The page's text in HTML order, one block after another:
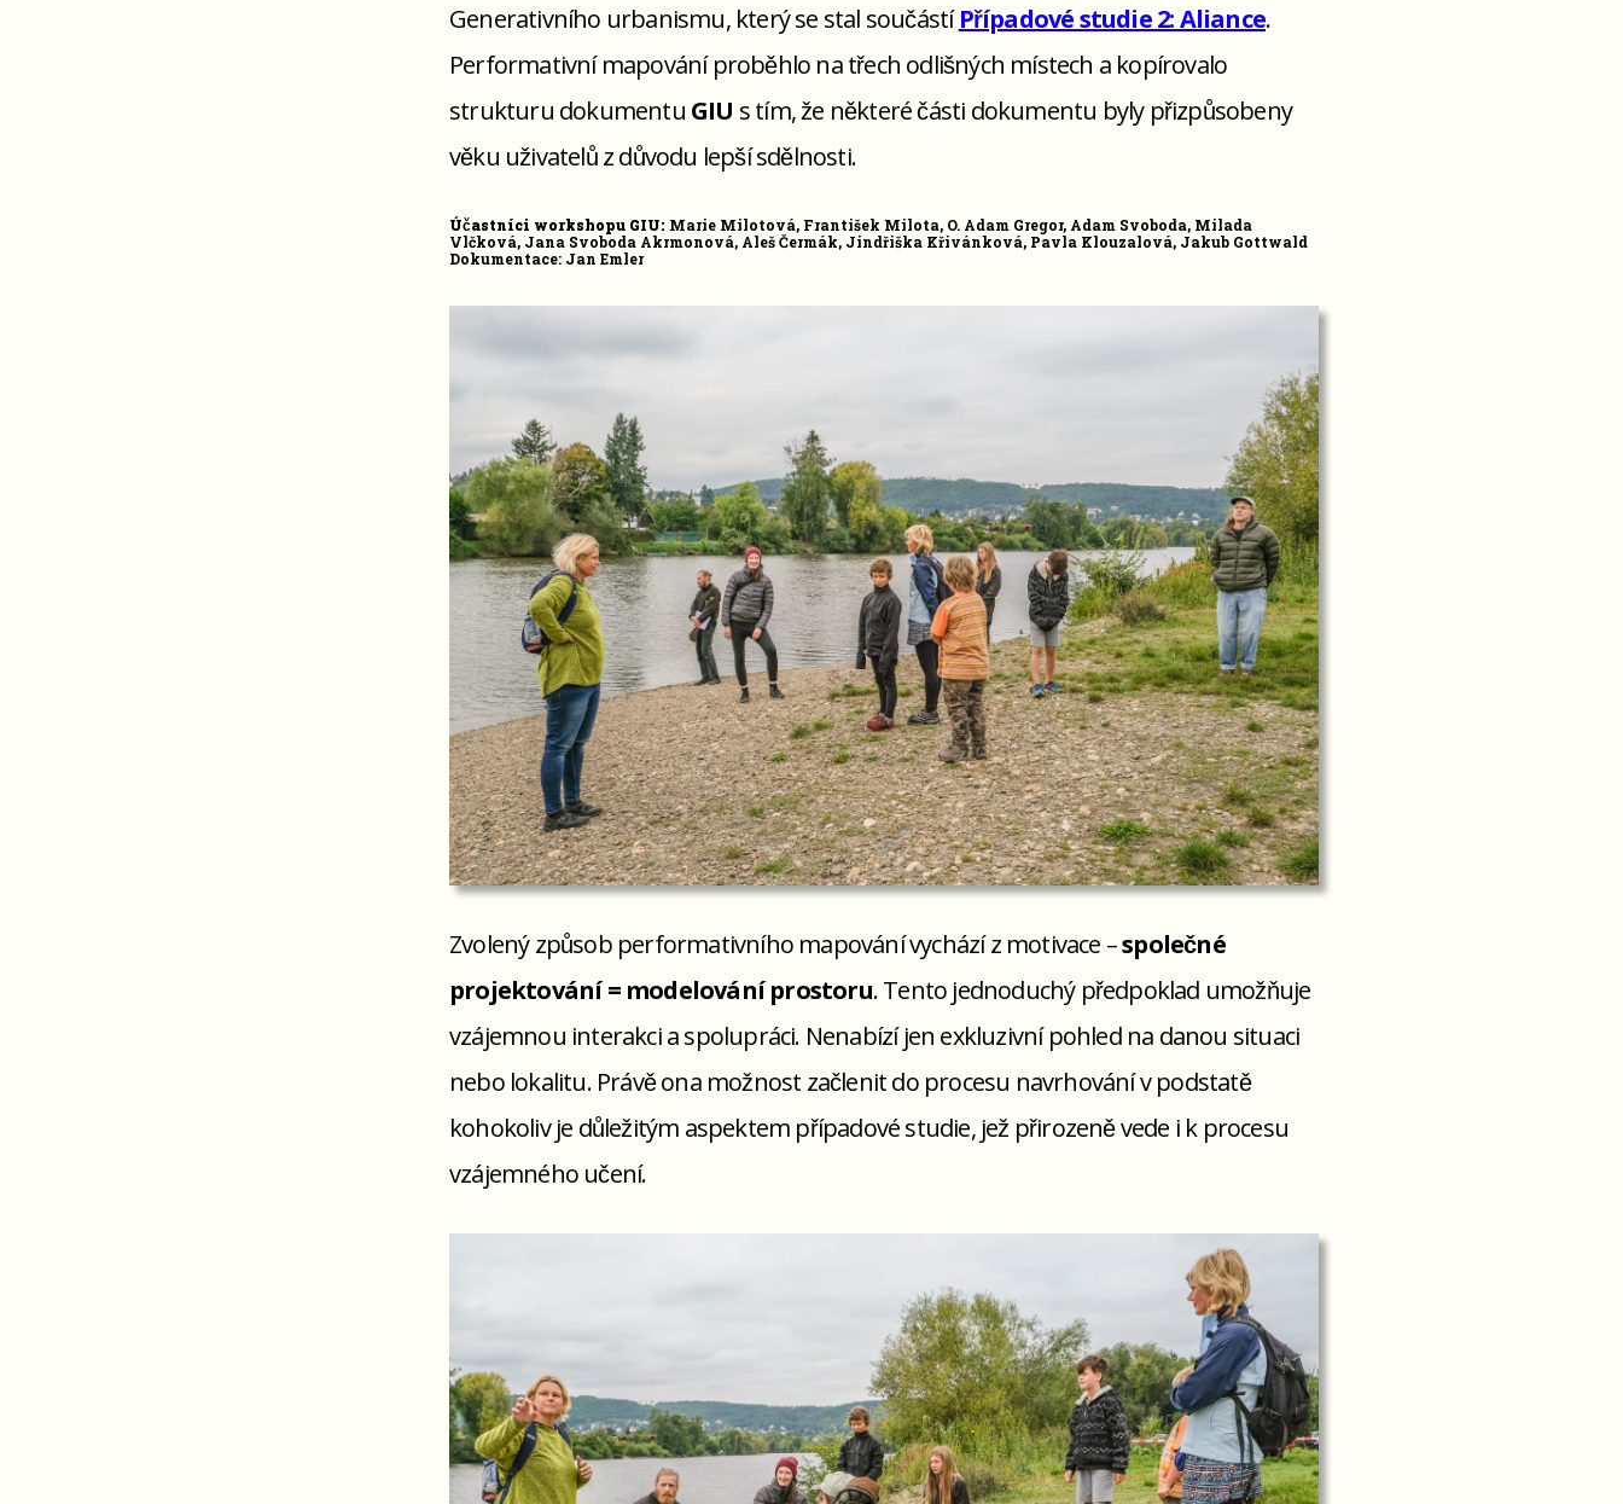
Generativního urbanismu, který se stal součástíPřípadové studie 2: Aliance.
Performativní mapování proběhlo na třech odlišných místech a kopírovalo
strukturu dokumentu GIU s tím, že některé části dokumentu byly přizpůsobeny
věku uživatelů z důvodu lepší sdělnosti.
Účastníci workshopu GIU: Marie Milotová, František Milota, O. Adam Gregor, Adam Svoboda, Milada
Vlčková, Jana Svoboda Akrmonová, Aleš Čermák, Jindřiška Křivánková, Pavla Klouzalová, Jakub Gottwald
Dokumentace: Jan Emler
Zvolený způsob performativního mapování vychází z motivace –společné
projektování = modelování prostoru. Tento jednoduchý předpoklad umožňuje
vzájemnou interakci a spolupráci. Nenabízí jen exkluzivní pohled na danou situaci
nebo lokalitu. Právě ona možnost začlenit do procesu navrhování v podstatě
kohokoliv je důležitým aspektem případové studie, jež přirozeně vede i k procesu
vzájemného učení.